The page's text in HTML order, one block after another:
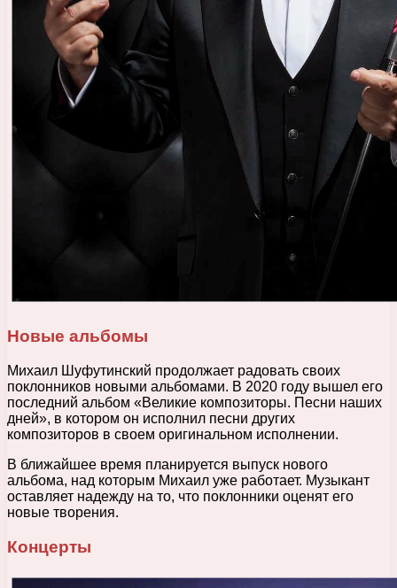
Новые альбомы
Михаил Шуфутинский продолжает радовать своих
поклонников новыми альбомами. В 2020 году вышел его
последний альбом «Великие композиторы. Песни наших
дней», в котором он исполнил песни других
композиторов в своем оригинальном исполнении.
В ближайшее время планируется выпуск нового
альбома, над которым Михаил уже работает. Музыкант
оставляет надежду на то, что поклонники оценят его
новые творения.
Концерты